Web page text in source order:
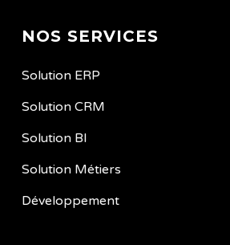
NOS SERVICES
Solution ERP
Solution CRM
Solution BI
Solution Métiers
Développement